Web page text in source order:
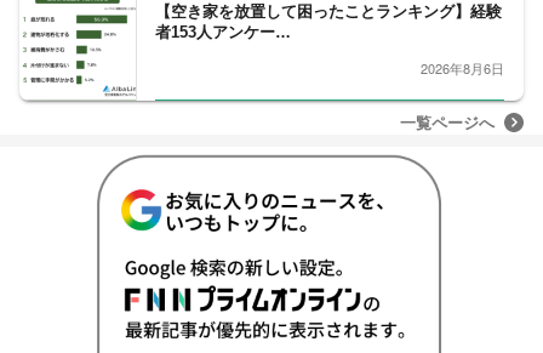
【空き家を放置して困ったことランキング】経験
者153人アンケー…
2026年8月6日
一覧ページへ